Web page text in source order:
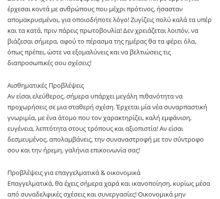
έρχεσαι κοντά με ανθρώπους που μέχρι πρότινος, ήσασταν
απομακρυσμένοι, για οποιοδήποτε λόγο! Ζυγίζεις πολύ καλά τα υπέρ
και τα κατά, πριν πάρεις πρωτοβουλία! Δεν χρειάζεται λοιπόν, να
βιάζεσαι σήμερα, αφού το πέρασμα της ημέρας θα τα φέρει όλα,
όπως πρέπει, ώστε να εξομαλύνεις και να βελτιώσεις τις
διαπροσωπικές σου σχέσεις!
Αισθηματικές Προβλέψεις
Αν είσαι ελεύθερος, σήμερα υπάρχει μεγάλη πιθανότητα να
προχωρήσεις σε μια σταθερή σχέση. Έρχεται μία νέα συναρπαστική
γνωριμία, με ένα άτομο που τον χαρακτηρίζει, καλή εμφάνιση,
ευγένεια, λεπτότητα στους τρόπους και αξιοπιστία! Αν είσαι
δεσμευμένος, απολαμβάνεις, την συναναστροφή με τον σύντροφο
σου και την ήρεμη, γαλήνια επικοινωνία σας!
Προβλέψεις για επαγγελματικά & οικονομικά
Επαγγελματικά, θα έχεις σήμερα χαρά και ικανοποίηση, κυρίως μέσα
από συναδελφικές σχέσεις και συνεργασίες! Οικονομικά μην